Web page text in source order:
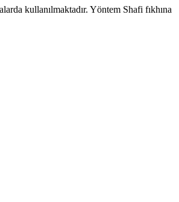
kullanılmaktadır. Yöntem Shafi fıkhına